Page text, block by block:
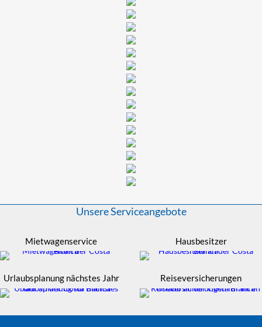
Unsere Serviceangebote
Mietwagenservice Hausbesitzer
Urlaubsplanung nächstes Jahr Reiseversicherungen